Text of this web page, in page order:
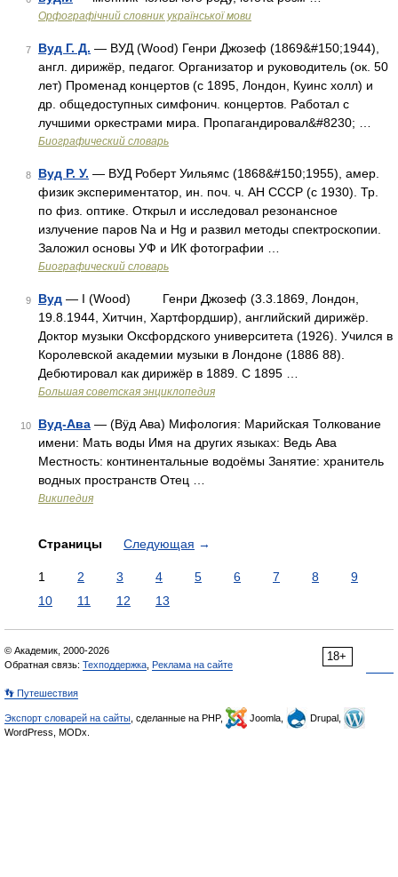
Орфографічний словник української мови
7 Вуд Г. Д. — ВУД (Wood) Генри Джозеф (1869&#150;1944),
англ. дирижёр, педагог. Организатор и руководитель (ок. 50
лет) Променад концертов (с 1895, Лондон, Куинс холл) и
др. общедоступных симфонич. концертов. Работал с
лучшими оркестрами мира. Пропагандировал&#8230; …
Биографический словарь
8 Вуд Р. У. — ВУД Роберт Уильямс (1868&#150;1955), амер.
физик экспериментатор, ин. поч. ч. АН СССР (с 1930). Тр.
по физ. оптике. Открыл и исследовал резонансное
излучение паров Na и Hg и развил методы спектроскопии.
Заложил основы УФ и ИК фотографии …
Биографический словарь
9 Вуд — I (Wood) Генри Джозеф (3.3.1869, Лондон,
19.8.1944, Хитчин, Хартфордшир), английский дирижёр.
Доктор музыки Оксфордского университета (1926). Учился в
Королевской академии музыки в Лондоне (1886 88).
Дебютировал как дирижёр в 1889. С 1895 …
Большая советская энциклопедия
10 Вуд-Ава — (Вӱд Ава) Мифология: Марийская Толкование
имени: Мать воды Имя на других языках: Ведь Ава
Местность: континентальные водоёмы Занятие: хранитель
водных пространств Отец …
Википедия
Страницы Следующая →
1 2 3 4 5 6 7 8
9
10
11 12 13
18+
© Академик, 2000-2026
Обратная связь: Техподдержка Реклама на сайте
👣 Путешествия
Экспорт словарей на сайты , сделанные на PHP, Joomla,
Drupal,
WordPress, MODx.